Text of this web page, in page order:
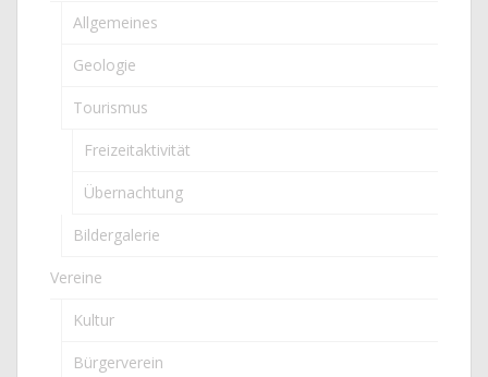
Allgemeines
Geologie
Tourismus
Freizeitaktivität
Übernachtung
Bildergalerie
Vereine
Kultur
Bürgerverein